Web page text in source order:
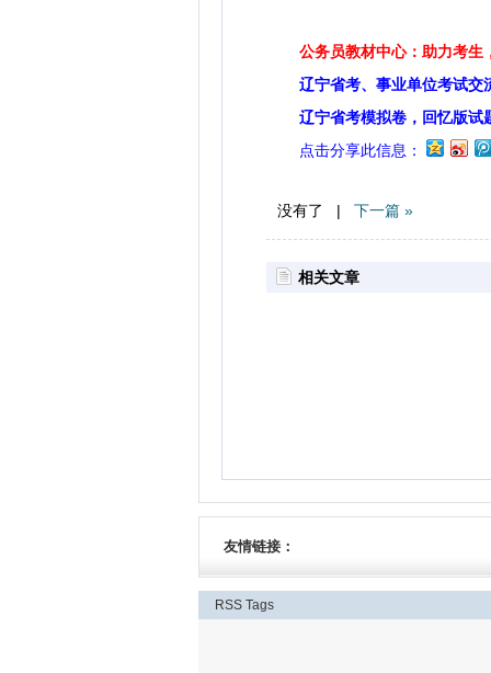
公务员教材中心：助力考生
辽宁省考、事业单位考试交
辽宁省考模拟卷，回忆版试
点击分享此信息：
没有了 | 下一篇 »
相关文章
友情链接：
RSS Tags